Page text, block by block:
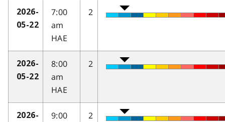
2026-
05-22
7:00
am
HAE
2
2026-
05-22
8:00
am
HAE
2
2026-
9:00
2